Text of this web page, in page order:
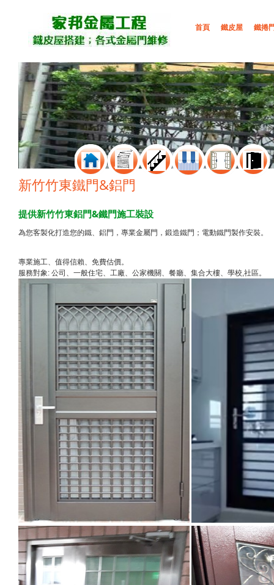
首頁 鐵皮屋 鐵捲
新竹竹東鐵門&鋁門
提供新竹竹東鋁門&鐵門施工裝設
為您客製化打造您的鐵、鋁門，專業金屬門，鍛造鐵門；電動鐵門製作安裝。
專業施工、值得信賴、免費估價。
服務對象: 公司、一般住宅、工廠、公家機關、餐廳、集合大樓、學校,社區。